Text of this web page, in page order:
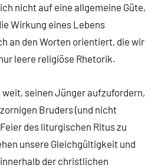
nicht auf eine allgemeine Güte,
Wirkung eines Lebens
an den Worten orientiert, die wir
leere religiöse Rhetorik.
seinen Jünger aufzufordern,
Bruders (und nicht
des liturgischen Ritus zu
unsere Gleichgültigkeit und
der christlichen